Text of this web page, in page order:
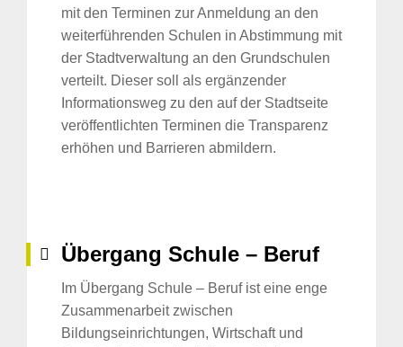
mit den Terminen zur Anmeldung an den
weiterführenden Schulen in Abstimmung mit
der Stadtverwaltung an den Grundschulen
verteilt. Dieser soll als ergänzender
Informationsweg zu den auf der Stadtseite
veröffentlichten Terminen die Transparenz
erhöhen und Barrieren abmildern.
Übergang Schule – Beruf
Im Übergang Schule – Beruf ist eine enge
Zusammenarbeit zwischen
Bildungseinrichtungen, Wirtschaft und